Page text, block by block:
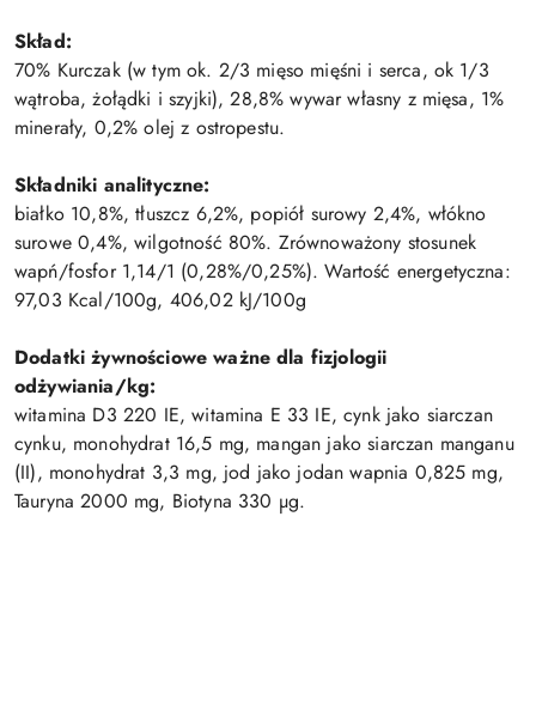
Skład:
70% Kurczak (w tym ok. 2/3 mięso mięśni i serca, ok 1/3
wątroba, żołądki i szyjki), 28,8% wywar własny z mięsa, 1%
minerały, 0,2% olej z ostropestu.
Składniki analityczne:
białko 10,8%, tłuszcz 6,2%, popiół surowy 2,4%, włókno
surowe 0,4%, wilgotność 80%. Zrównoważony stosunek
wapń/fosfor 1,14/1 (0,28%/0,25%). Wartość energetyczna:
97,03 Kcal/100g, 406,02 kJ/100g
Dodatki żywnościowe ważne dla fizjologii
odżywiania/kg:
witamina D3 220 IE, witamina E 33 IE, cynk jako siarczan
cynku, monohydrat 16,5 mg, mangan jako siarczan manganu
(II), monohydrat 3,3 mg, jod jako jodan wapnia 0,825 mg,
Tauryna 2000 mg, Biotyna 330 µg.